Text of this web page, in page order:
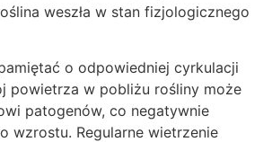
weszła w stan fizjologicznego
o odpowiedniej cyrkulacji
powietrza w pobliżu rośliny może
patogenów, co negatywnie
wzrostu. Regularne wietrzenie